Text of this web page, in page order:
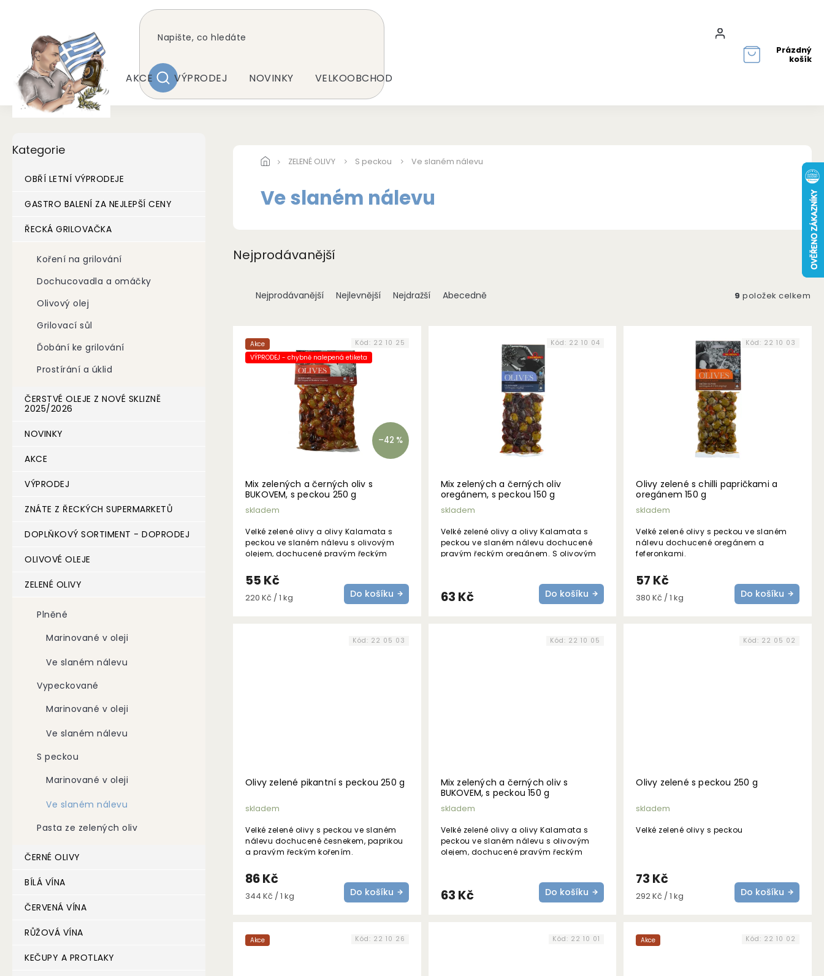
Přihlášení
HLEDAT
Prázdný
košík
AKCE VÝPRODEJ NOVINKY VELKOOBCHOD
ZELENÉ OLIVY S peckou Ve slaném nálevu
o
kategorie
Kategorie
OBŘÍ LETNÍ VÝPRODEJE
GASTRO BALENÍ ZA NEJLEPŠÍ CENY
ŘECKÁ GRILOVAČKA
Koření na grilování
Dochucovadla a omáčky
Olivový olej
Grilovací sůl
Ďobání ke grilování
Prostírání a úklid
ČERSTVÉ OLEJE Z NOVÉ SKLIZNĚ
2025/2026
NOVINKY
AKCE
VÝPRODEJ
ZNÁTE Z ŘECKÝCH SUPERMARKETŮ
DOPLŇKOVÝ SORTIMENT - DOPRODEJ
OLIVOVÉ OLEJE
ZELENÉ OLIVY
Plněné
Marinované v oleji
Ve slaném nálevu
Vypeckované
Marinované v oleji
Ve slaném nálevu
S peckou
Marinované v oleji
Ve slaném nálevu
Pasta ze zelených oliv
ČERNÉ OLIVY
BÍLÁ VÍNA
ČERVENÁ VÍNA
RŮŽOVÁ VÍNA
KEČUPY A PROTLAKY
Ve slaném nálevu
Nejprodávanější
Ř
a
n
í
Nejprodávanější Nejlevnější Nejdražší Abecedně 9 položek celkem
Akce
VÝPRODEJ - chybně nalepená etiketa
–42 %
Mix zelených a černých oliv s
BUKOVEM, s peckou 250 g
skladem
55 Kč
Měrná
220 Kč / 1 kg Do košíku
Velké zelené olivy a olivy Kalamata s
peckou ve slaném nálevu s olivovým
olejem, dochucené pravým řeckým
olivovým olejem.
Kód: 22 10 25
Mix zelených a černých oliv
oregánem, s peckou 150 g
skladem
63 Kč Do košíku
Velké zelené olivy a olivy Kalamata s
peckou ve slaném nálevu dochucené
pravým řeckým oregánem. S olivovým
Kód: 22 10 04
Olivy zelené s chilli papričkami a
oregánem 150 g
skladem
57 Kč
Měrná
380 Kč / 1 kg Do košíku
Velké zelené olivy s peckou ve slaném
nálevu dochucené oregánem a
feferonkami.
Kód: 22 10 03
Olivy zelené pikantní s peckou 250 g
skladem
86 Kč
Měrná
344 Kč / 1 kg Do košíku
Velké zelené olivy s peckou ve slaném
nálevu dochucené česnekem, paprikou
a pravým řeckým kořením.
Kód: 22 05 03
Mix zelených a černých oliv s
BUKOVEM, s peckou 150 g
skladem
63 Kč Do košíku
Velké zelené olivy a olivy Kalamata s
peckou ve slaném nálevu s olivovým
olejem, dochucené pravým řeckým
Kód: 22 10 05
Olivy zelené s peckou 250 g
skladem
73 Kč
Měrná
292 Kč / 1 kg Do košíku
Velké zelené olivy s peckou
Kód: 22 05 02
Akce Kód: 22 10 26 Kód: 22 10 01 Akce Kód: 22 10 02